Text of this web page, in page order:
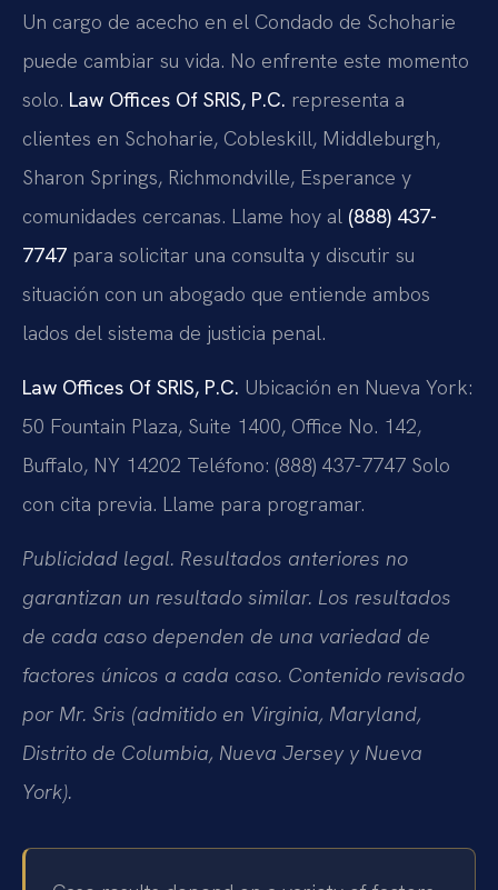
Un cargo de acecho en el Condado de Schoharie
puede cambiar su vida. No enfrente este momento
solo. Law Offices Of SRIS, P.C. representa a
clientes en Schoharie, Cobleskill, Middleburgh,
Sharon Springs, Richmondville, Esperance y
comunidades cercanas. Llame hoy al (888) 437-
7747 para solicitar una consulta y discutir su
situación con un abogado que entiende ambos
lados del sistema de justicia penal.
Law Offices Of SRIS, P.C. Ubicación en Nueva York:
50 Fountain Plaza, Suite 1400, Office No. 142,
Buffalo, NY 14202 Teléfono: (888) 437-7747 Solo
con cita previa. Llame para programar.
Publicidad legal. Resultados anteriores no
garantizan un resultado similar. Los resultados
de cada caso dependen de una variedad de
factores únicos a cada caso. Contenido revisado
por Mr. Sris (admitido en Virginia, Maryland,
Distrito de Columbia, Nueva Jersey y Nueva
York).